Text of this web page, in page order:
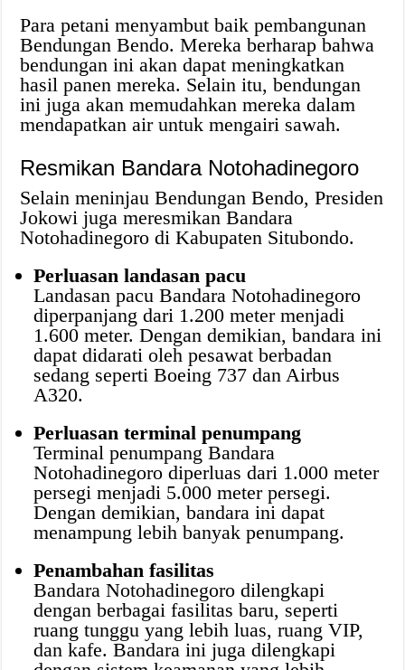
Para petani menyambut baik pembangunan
Bendungan Bendo. Mereka berharap bahwa
bendungan ini akan dapat meningkatkan
hasil panen mereka. Selain itu, bendungan
ini juga akan memudahkan mereka dalam
mendapatkan air untuk mengairi sawah.
Resmikan Bandara Notohadinegoro
Selain meninjau Bendungan Bendo, Presiden
Jokowi juga meresmikan Bandara
Notohadinegoro di Kabupaten Situbondo.
Perluasan landasan pacu
Landasan pacu Bandara Notohadinegoro
diperpanjang dari 1.200 meter menjadi
1.600 meter. Dengan demikian, bandara ini
dapat didarati oleh pesawat berbadan
sedang seperti Boeing 737 dan Airbus
A320.
Perluasan terminal penumpang
Terminal penumpang Bandara
Notohadinegoro diperluas dari 1.000 meter
persegi menjadi 5.000 meter persegi.
Dengan demikian, bandara ini dapat
menampung lebih banyak penumpang.
Penambahan fasilitas
Bandara Notohadinegoro dilengkapi
dengan berbagai fasilitas baru, seperti
ruang tunggu yang lebih luas, ruang VIP,
dan kafe. Bandara ini juga dilengkapi